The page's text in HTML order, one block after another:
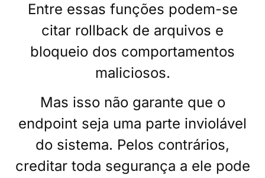
Entre essas funções podem-se
citar rollback de arquivos e
bloqueio dos comportamentos
maliciosos.
Mas isso não garante que o
endpoint seja uma parte inviolável
do sistema. Pelos contrários,
creditar toda segurança a ele pode